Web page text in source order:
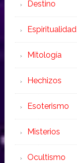
Destino
Espiritualidad
Mitología
Hechizos
Esoterismo
Misterios
Ocultismo